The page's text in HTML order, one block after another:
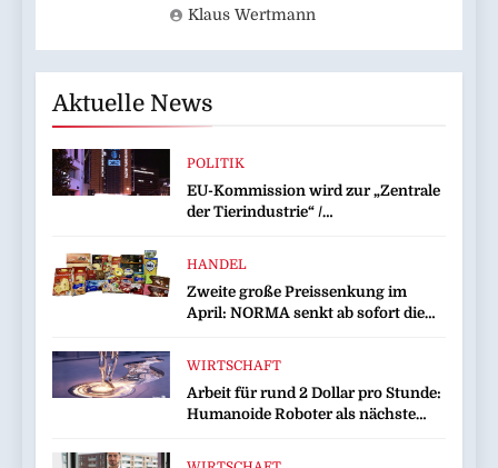
Klaus Wertmann
Aktuelle News
POLITIK
EU-Kommission wird zur „Zentrale
der Tierindustrie“ /
Kommission zur Tierindustrie an
HANDEL
Zweite große Preissenkung im
April: NORMA senkt ab sofort die
EXCELSIOR süßer und herzhafter
Genuss
WIRTSCHAFT
Arbeit für rund 2 Dollar pro Stunde:
Humanoide Roboter als nächste